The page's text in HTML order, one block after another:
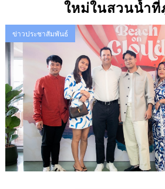
ใหม่ในสวนน้ำที่
ข่าวประชาสัมพันธ์